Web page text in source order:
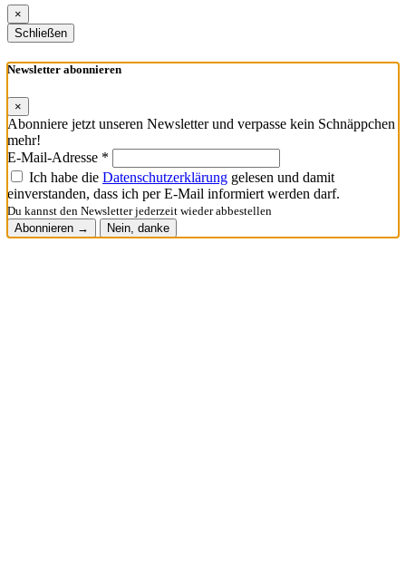
×
Schließen
Newsletter abonnieren
×
Abonniere jetzt unseren Newsletter und verpasse kein Schnäppchen
mehr!
E-Mail-Adresse *
Ich habe die Datenschutzerklärung gelesen und damit
einverstanden, dass ich per E-Mail informiert werden darf.
Du kannst den Newsletter jederzeit wieder abbestellen
Abonnieren →
Nein, danke